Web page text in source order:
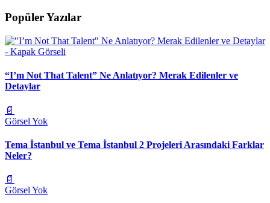
Popüler Yazılar
“I’m Not That Talent” Ne Anlatıyor? Merak Edilenler ve
Detaylar
📄
Görsel Yok
Tema İstanbul ve Tema İstanbul 2 Projeleri Arasındaki Farklar
Neler?
📄
Görsel Yok